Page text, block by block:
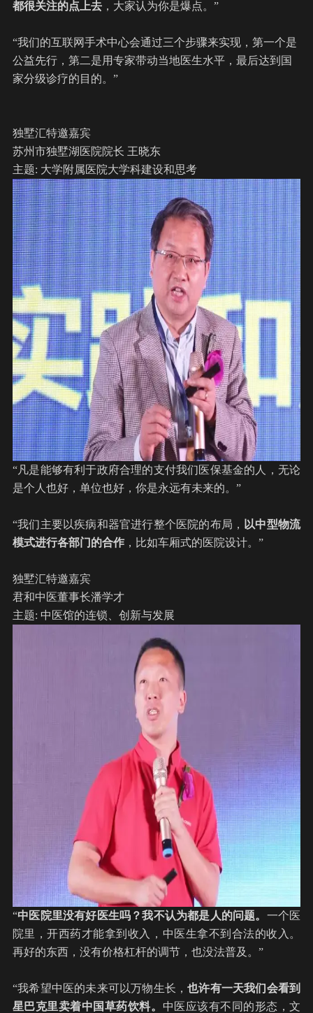
都很关注的点上去，大家认为你是爆点。”
“我们的互联网手术中心会通过三个步骤来实现，第一个是
公益先行，第二是用专家带动当地医生水平，最后达到国
家分级诊疗的目的。”
独墅汇特邀嘉宾
苏州市独墅湖医院院长 王晓东
主题: 大学附属医院大学科建设和思考
“凡是能够有利于政府合理的支付我们医保基金的人，无论
是个人也好，单位也好，你是永远有未来的。”
“我们主要以疾病和器官进行整个医院的布局， 以中型物流
模式进行各部门的合作，比如车厢式的医院设计。”
独墅汇特邀嘉宾
君和中医董事长潘学才
主题: 中医馆的连锁、创新与发展
“中医院里没有好医生吗？我不认为都是人的问题。 一个医
院里，开西药才能拿到收入，中医生拿不到合法的收入。
再好的东西，没有价格杠杆的调节，也没法普及。”
“我希望中医的未来可以万物生长，也许有一天我们会看到
星巴克里卖着中国草药饮料。 中医应该有不同的形态，文